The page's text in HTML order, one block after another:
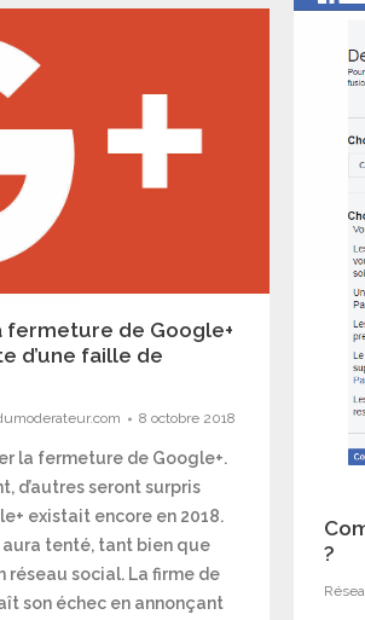
?
fermeture de Google+
d’une faille de
8 octobre 2018
la fermeture de Google+.
d’autres seront surpris
existait encore en 2018.
aura tenté, tant bien que
réseau social. La firme de
son échec en annonçant